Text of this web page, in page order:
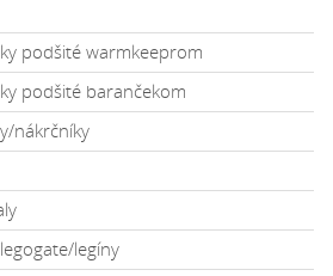
podšité warmkeeprom
podšité barančekom
nákrčníky
legíny